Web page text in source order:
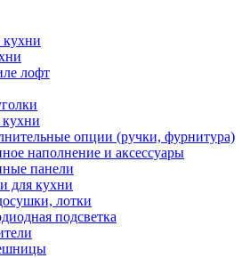
лофт
опции (ручки, фурнитура)
наполнение и аксессуары
панели
для кухни
лотки
подсветка